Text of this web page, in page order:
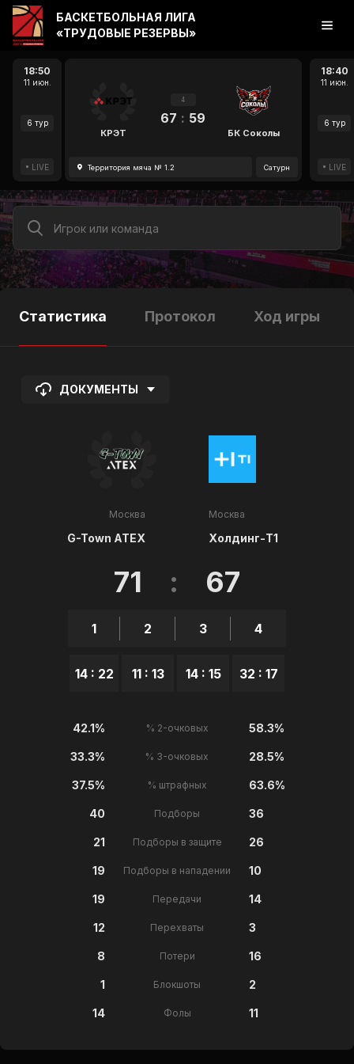
18:50
11 июн.
6 тур
LIVE
КРЭТ
4
67 : 59
БК Соколы
Территория мяча № 1.2 Сатурн
18:40
11 июн.
6 тур
LIVE
БАСКЕТБОЛЬНАЯ ЛИГА
«ТРУДОВЫЕ РЕЗЕРВЫ»
Статистика Протокол Ход игры
ДОКУМЕНТЫ
Москва
G-Town ATEX
71 : 67
1
14 : 22
2
11 : 13
3
14 : 15
4
32 : 17
Москва
Холдинг-Т1
42.1% % 2-очковых 58.3%
33.3% % 3-очковых 28.5%
37.5% % штрафных 63.6%
40 Подборы 36
21 Подборы в защите 26
19 Подборы в нападении 10
19 Передачи 14
12 Перехваты 3
8 Потери 16
1 Блокшоты 2
14 Фолы 11